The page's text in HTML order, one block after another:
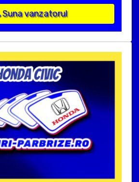
Suna vanzatorul